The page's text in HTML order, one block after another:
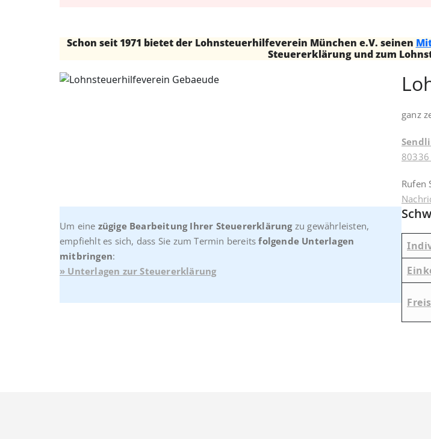
Schon seit 1971 bietet der Lohnsteuerhilfeverein München e.V. seinen
Steuererklärung und zum
ganz
80336
Rufen
Um eine zügige Bearbeitung Ihrer Steuererklärungzu gewährleisten,
empfiehlt es sich, dass Sie zum Termin bereitsfolgende Unterlagen
mitbringen:
» Unterlagen zur Steuererklärung